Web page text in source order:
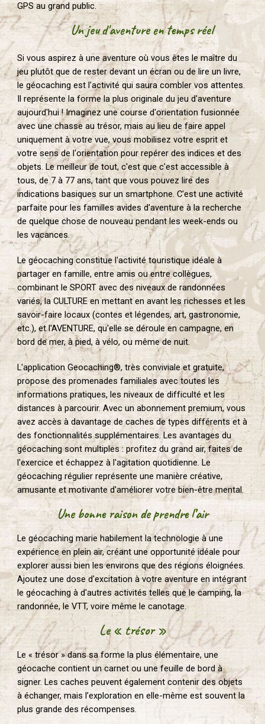
GPS au grand public.
Un jeu d'aventure en temps réel
Si vous aspirez à une aventure où vous êtes le maître du
jeu plutôt que de rester devant un écran ou de lire un livre,
le géocaching est l'activité qui saura combler vos attentes.
Il représente la forme la plus originale du jeu d'aventure
aujourd'hui ! Imaginez une course d'orientation fusionnée
avec une chasse au trésor, mais au lieu de faire appel
uniquement à votre vue, vous mobilisez votre esprit et
votre sens de l'orientation pour repérer des indices et des
objets. Le meilleur de tout, c'est que c'est accessible à
tous, de 7 à 77 ans, tant que vous pouvez lire des
indications basiques sur un smartphone. C'est une activité
parfaite pour les familles avides d'aventure à la recherche
de quelque chose de nouveau pendant les week-ends ou
les vacances.
Le géocaching constitue l'activité touristique idéale à
partager en famille, entre amis ou entre collègues,
combinant le SPORT avec des niveaux de randonnées
variés, la CULTURE en mettant en avant les richesses et les
savoir-faire locaux (contes et légendes, art, gastronomie,
etc.), et l'AVENTURE, qu'elle se déroule en campagne, en
bord de mer, à pied, à vélo, ou même de nuit.
L'application Geocaching®, très conviviale et gratuite,
propose des promenades familiales avec toutes les
informations pratiques, les niveaux de difficulté et les
distances à parcourir. Avec un abonnement premium, vous
avez accès à davantage de caches de types différents et à
des fonctionnalités supplémentaires. Les avantages du
géocaching sont multiples : profitez du grand air, faites de
l'exercice et échappez à l'agitation quotidienne. Le
géocaching régulier représente une manière créative,
amusante et motivante d'améliorer votre bien-être mental.
Une bonne raison de prendre l’air
Le géocaching marie habilement la technologie à une
expérience en plein air, créant une opportunité idéale pour
explorer aussi bien les environs que des régions éloignées.
Ajoutez une dose d'excitation à votre aventure en intégrant
le géocaching à d'autres activités telles que le camping, la
randonnée, le VTT, voire même le canotage.
Le « trésor »
Le « trésor » dans sa forme la plus élémentaire, une
géocache contient un carnet ou une feuille de bord à
signer. Les caches peuvent également contenir des objets
à échanger, mais l’exploration en elle-même est souvent la
plus grande des récompenses.